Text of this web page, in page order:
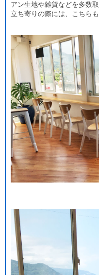
アン生地や雑貨などを多数
立ち寄りの際には、こちら